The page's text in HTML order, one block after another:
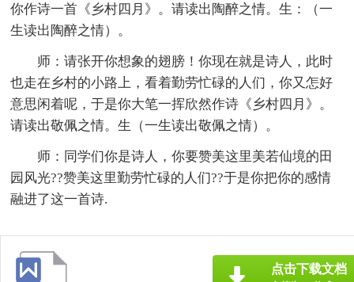
你作诗一首《乡村四月》。请读出陶醉之情。生：（一
生读出陶醉之情）。
师：请张开你想象的翅膀！你现在就是诗人，此时
也走在乡村的小路上，看着勤劳忙碌的人们，你又怎好
意思闲着呢，于是你大笔一挥欣然作诗《乡村四月》。
请读出敬佩之情。生（一生读出敬佩之情）。
师：同学们你是诗人，你要赞美这里美若仙境的田
园风光??赞美这里勤劳忙碌的人们??于是你把你的感情
融进了这一首诗.
点击下载文档